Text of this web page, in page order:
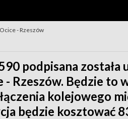
- Rzeszów
podpisana
Rzeszów. Będzie to
kolejowego
będzie kosztować